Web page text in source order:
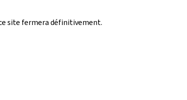
site fermera définitivement.